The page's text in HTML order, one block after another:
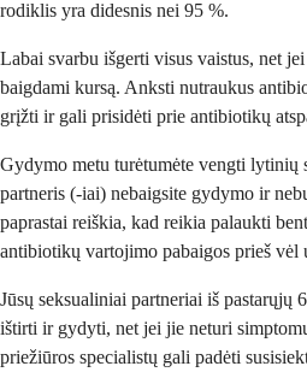
rodiklis yra didesnis nei 95 %.
Labai svarbu išgerti visus vaistus, net
baigdami kursą. Anksti nutraukus
grįžti ir gali prisidėti prie antibiotikų
Gydymo metu turėtumėte vengti lytinių
partneris (-iai) nebaigsite gydymo ir
paprastai reiškia, kad reikia palaukti
antibiotikų vartojimo pabaigos prieš vėl
Jūsų seksualiniai partneriai iš pastarųjų
ištirti ir gydyti, net jei jie neturi
priežiūros specialistų gali padėti